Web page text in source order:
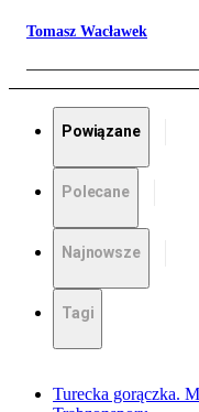
Tomasz Wacławek
Powiązane
Polecane
Najnowsze
Tagi
Turecka gorączka.